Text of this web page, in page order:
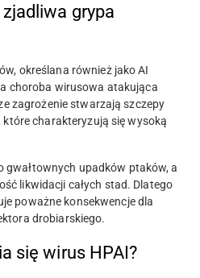
grypa
określana również jako AI
choroba wirusowa atakująca
zagrożenie stwarzają szczepy
charakteryzują się wysoką
gwałtownych upadków ptaków, a
likwidacji całych stad. Dlatego
poważne konsekwencje dla
drobiarskiego.
się wirus HPAI?